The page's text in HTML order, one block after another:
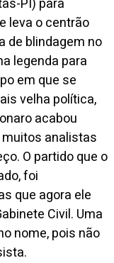
leva o centrão
de blindagem no
legenda para
em que se
velha política,
acabou
muitos analistas
O partido que o
foi
que agora ele
Civil. Uma
nome, pois não